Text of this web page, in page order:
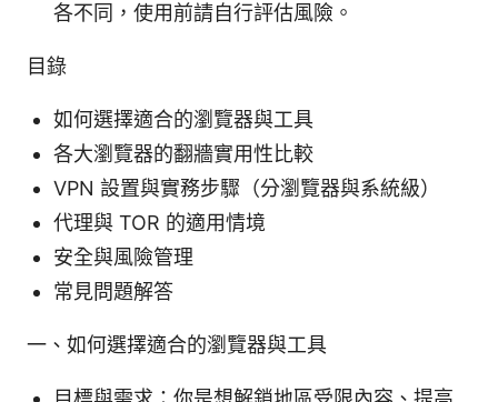
各不同，使用前請自行評估風險。
目錄
如何選擇適合的瀏覽器與工具
各大瀏覽器的翻牆實用性比較
VPN 設置與實務步驟（分瀏覽器與系統級）
代理與 TOR 的適用情境
安全與風險管理
常見問題解答
一、如何選擇適合的瀏覽器與工具